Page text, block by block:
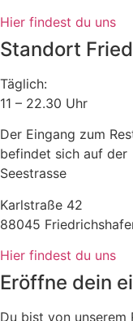
Hier findest du uns
Standort
Täglich:
11 – 22.30 Uhr
Der Eingang zum
befindet sich auf der
Seestrasse
Karlstraße 42
88045
Hier findest du uns
Eröffne dein
Du bist von